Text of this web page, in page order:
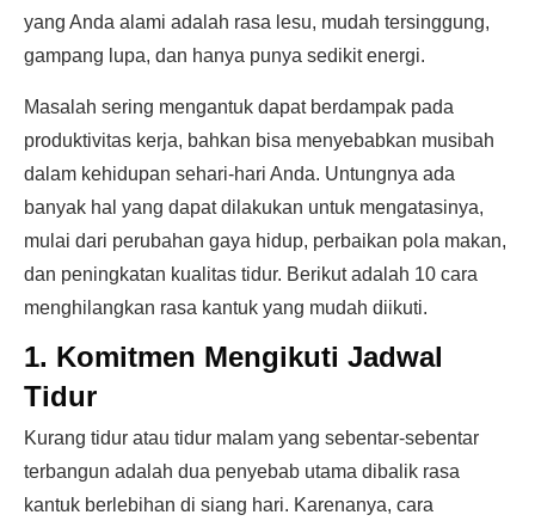
yang Anda alami adalah rasa lesu, mudah tersinggung,
gampang lupa, dan hanya punya sedikit energi.
Masalah sering mengantuk dapat berdampak pada
produktivitas kerja, bahkan bisa menyebabkan musibah
dalam kehidupan sehari-hari Anda. Untungnya ada
banyak hal yang dapat dilakukan untuk mengatasinya,
mulai dari perubahan gaya hidup, perbaikan pola makan,
dan peningkatan kualitas tidur. Berikut adalah 10 cara
menghilangkan rasa kantuk yang mudah diikuti.
1. Komitmen Mengikuti Jadwal
Tidur
Kurang tidur atau tidur malam yang sebentar-sebentar
terbangun adalah dua penyebab utama dibalik rasa
kantuk berlebihan di siang hari. Karenanya, cara